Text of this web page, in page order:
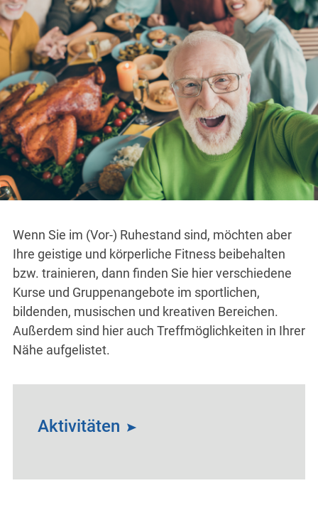
Wenn Sie im (Vor-) Ruhestand sind, möchten aber
Ihre geistige und körperliche Fitness beibehalten
bzw. trainieren, dann finden Sie hier verschiedene
Kurse und Gruppenangebote im sportlichen,
bildenden, musischen und kreativen Bereichen.
Außerdem sind hier auch Treffmöglichkeiten in Ihrer
Nähe aufgelistet.
Aktivitäten